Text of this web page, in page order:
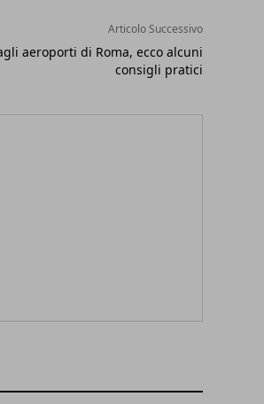
Articolo Successivo
aeroporti di Roma, ecco alcuni
consigli pratici